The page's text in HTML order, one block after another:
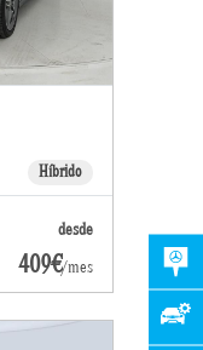
Híbrido
desde
409€/mes